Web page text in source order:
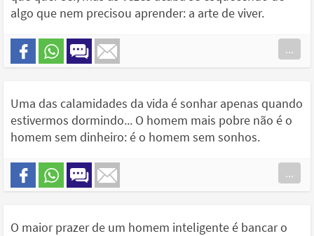
algo que nem precisou aprender: a arte de viver.
...
Uma das calamidades da vida é sonhar apenas quando
estivermos dormindo... O homem mais pobre não é o
homem sem dinheiro: é o homem sem sonhos.
...
O maior prazer de um homem inteligente é bancar o